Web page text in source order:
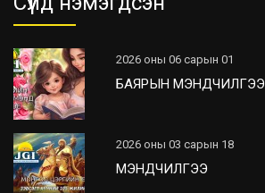
2026 оны 06 сарын 01
БАЯРЫН МЭНДЧИЛГЭЭ
2026 оны 03 сарын 18
МЭНДЧИЛГЭЭ